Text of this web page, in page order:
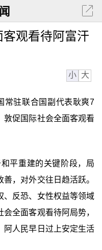
观看待阿富汗
小 大
常驻联合国副代表耿爽7
敦促国际社会全面客观看
平重建的关键阶段，局
，对外交往日趋活跃。
、反恐、女性权益等领域
全面客观看待阿局势，
阿人民早日过上安定生活